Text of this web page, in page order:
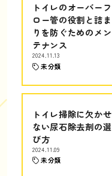
トイレのオーバーフ
ロー管の役割と詰ま
りを防ぐためのメン
テナンス
2024.11.13
未分類
トイレ掃除に欠かせ
ない尿石除去剤の選
び方
2024.11.09
未分類